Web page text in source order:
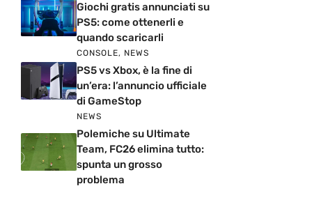
Giochi gratis annunciati su
PS5: come ottenerli e
quando scaricarli
CONSOLE, NEWS
PS5 vs Xbox, è la fine di
un’era: l’annuncio ufficiale
di GameStop
NEWS
Polemiche su Ultimate
Team, FC26 elimina tutto:
spunta un grosso
problema